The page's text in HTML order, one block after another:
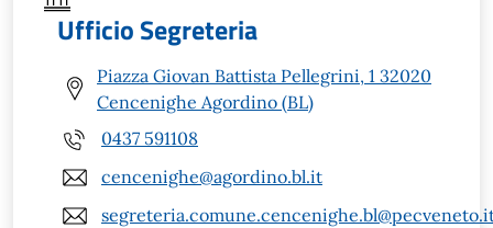
Ufficio Segreteria
Piazza Giovan Battista Pellegrini, 1 32020
Cencenighe Agordino (BL)
0437 591108
cencenighe@agordino.bl.it